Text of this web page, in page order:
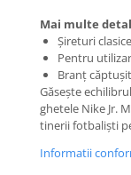
Mai multe
Șireturi clasice
Pentru
Branț căptușit
Găsește
ghetele Nike Jr.
tinerii fotbaliști
Informatii